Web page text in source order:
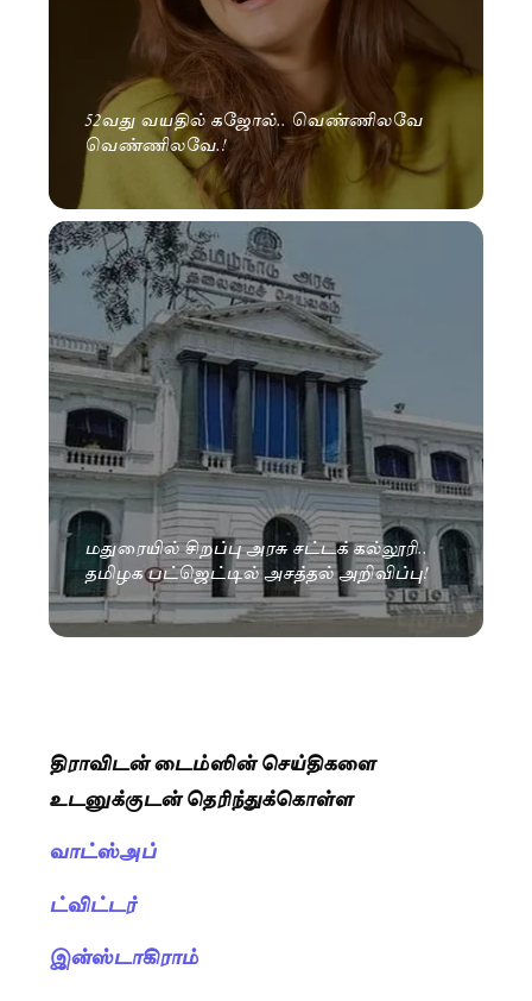
52வது வயதில் கஜோல்.. வெண்ணிலவே
வெண்ணிலவே.!
மதுரையில் சிறப்பு அரசு சட்டக் கல்லூரி..
தமிழக பட்ஜெட்டில் அசத்தல் அறிவிப்பு!
திராவிடன் டைம்ஸின் செய்திகளை
உடனுக்குடன் தெரிந்துக்கொள்ள
வாட்ஸ்அப்
ட்விட்டர்
இன்ஸ்டாகிராம்